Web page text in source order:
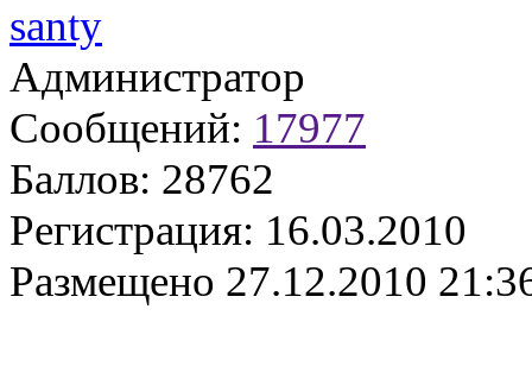
santy
Администратор
Сообщений: 17977
Баллов: 28762
Регистрация: 16.03.2010
Размещено 27.12.2010